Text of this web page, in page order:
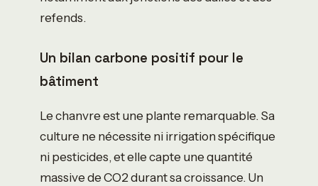
refends.
Un bilan carbone positif pour le
bâtiment
Le chanvre est une plante remarquable. Sa
culture ne nécessite ni irrigation spécifique
ni pesticides, et elle capte une quantité
massive de CO2 durant sa croissance. Un